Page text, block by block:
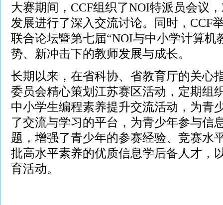
大赛期间，CCF组织了NOI特派员会议
发展进行了深入交流讨论。同时，CCF
联合论坛暨第七届“NOI与中小学计算机
势、新冲击下的教师发展与成长。
长期以来，在省科协、省教育厅的关心
委员会精心策划江苏赛区活动，定期组
中小学生编程素养提升交流活动，为青
了交流与学习的平台，为青少年参与信
题，增强了青少年的参赛经验、竞赛水
批高水平素养的优质信息学后备人才，
育活动。